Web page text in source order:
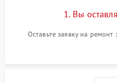
1. Вы
Оставьте заявку на